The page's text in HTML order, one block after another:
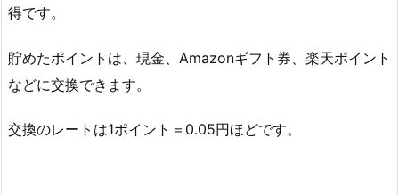
得です。
貯めたポイントは、現金、Amazonギフト券、楽天ポイント
などに交換できます。
交換のレートは1ポイント＝0.05円ほどです。